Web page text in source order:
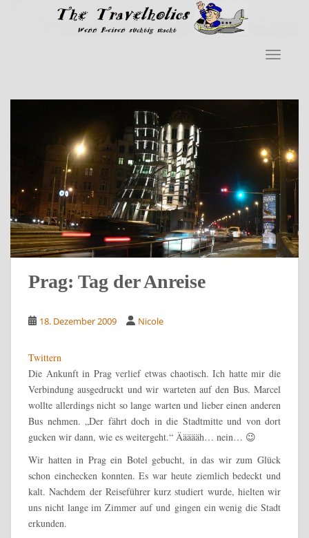
Skip to main content
Prag: Tag der Anreise
18. Dezember 2009 Nicole
Twittern
Die Ankunft in Prag verlief etwas chaotisch. Ich hatte mir die
Verbindung ausgedruckt und wir warteten auf den Bus. Marcel
wollte allerdings nicht so lange warten und lieber einen anderen
Bus nehmen. „Der fährt doch in die Stadtmitte und von dort
gucken wir dann, wie es weitergeht.“ Äääääh… nein… 😉
Wir hatten in Prag ein Botel gebucht, in das wir zum Glück
schon einchecken konnten. Es war heute ziemlich bedeckt und
kalt. Nachdem der Reiseführer kurz studiert wurde, hielten wir
uns nicht lange im Zimmer auf und gingen ein wenig die Stadt
erkunden.